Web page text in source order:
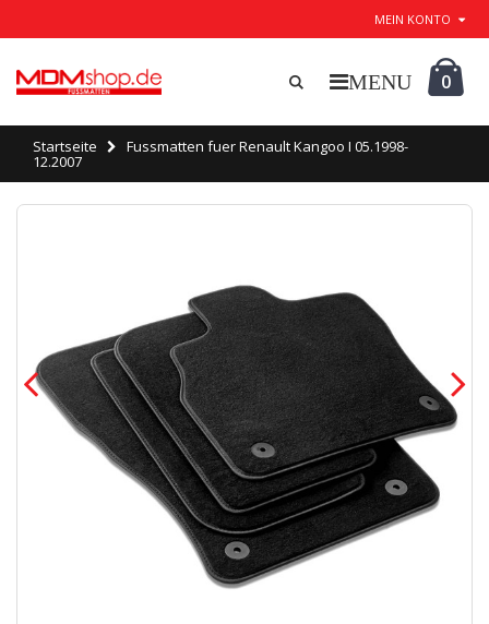
MEIN KONTO
0
Startseite Fussmatten fuer Renault Kangoo I 05.1998-
12.2007